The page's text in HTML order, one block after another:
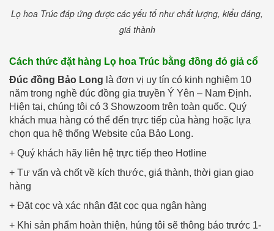
Lọ hoa Trúc đáp ứng được các yếu tố như chất lượng, kiểu dáng,
giá thành
Cách thức đặt hàng Lọ hoa Trúc bằng đồng đỏ giả cổ
Đúc đồng Bảo Long là đơn vị uy tín có kinh nghiệm 10
năm trong nghề đúc đồng gia truyền Ý Yên – Nam Định.
Hiện tại, chúng tôi có 3 Showzoom trên toàn quốc. Quý
khách mua hàng có thể đến trực tiếp của hàng hoặc lựa
chọn qua hệ thống Website của Bảo Long.
+ Quý khách hãy liên hệ trực tiếp theo Hotline
+ Tư vấn và chốt về kích thước, giá thành, thời gian giao
hàng
+ Đặt cọc và xác nhận đặt cọc qua ngân hàng
+ Khi sản phẩm hoàn thiện, húng tôi sẽ thông báo trước 1-